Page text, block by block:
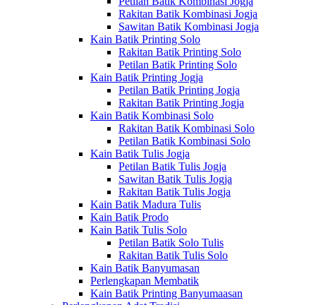
Rakitan Batik Kombinasi Jogja
Sawitan Batik Kombinasi Jogja
Kain Batik Printing Solo
Rakitan Batik Printing Solo
Petilan Batik Printing Solo
Kain Batik Printing Jogja
Petilan Batik Printing Jogja
Rakitan Batik Printing Jogja
Kain Batik Kombinasi Solo
Rakitan Batik Kombinasi Solo
Petilan Batik Kombinasi Solo
Kain Batik Tulis Jogja
Petilan Batik Tulis Jogja
Sawitan Batik Tulis Jogja
Rakitan Batik Tulis Jogja
Kain Batik Madura Tulis
Kain Batik Prodo
Kain Batik Tulis Solo
Petilan Batik Solo Tulis
Rakitan Batik Tulis Solo
Kain Batik Banyumasan
Perlengkapan Membatik
Kain Batik Printing Banyumaasan